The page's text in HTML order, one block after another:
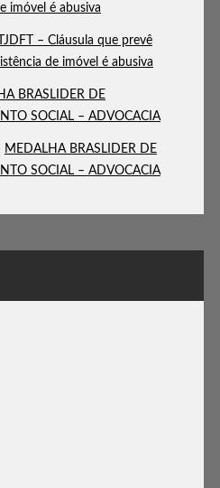
imóvel é abusiva
TJDFT – Cláusula que prevê
de imóvel é abusiva
BRASLIDER DE
SOCIAL – ADVOCACIA
MEDALHA BRASLIDER DE
SOCIAL – ADVOCACIA